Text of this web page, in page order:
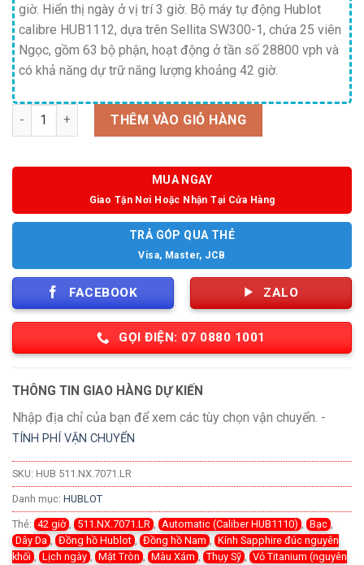
giờ. Hiển thị ngày ở vị trí 3 giờ. Bộ máy tự động Hublot
calibre HUB1112, dựa trên Sellita SW300-1, chứa 25 viên
Ngọc, gồm 63 bộ phận, hoạt động ở tần số 28800 vph và
có khả năng dự trữ năng lượng khoảng 42 giờ.
Số lượng THÊM VÀO GIỎ HÀNG
MUA NGAY
Giao Tận Nơi Hoặc Nhận Tại Cửa Hàng
TRẢ GÓP QUA THẺ
Visa, Master, JCB
FACEBOOK ZALO
GỌI ĐIỆN: 07 0880 1001
THÔNG TIN GIAO HÀNG DỰ KIẾN
Nhập địa chỉ của bạn để xem các tùy chọn vận chuyển. -
TÍNH PHÍ VẬN CHUYỂN
SKU: HUB 511.NX.7071.LR
Danh mục: HUBLOT
Thẻ: 42 giờ 511.NX.7071.LR Automatic (Caliber HUB1110) Bạc
Dây Da
Đồng hồ Hublot Đồng hồ Nam
Kính Sapphire đúc nguyên
khối
Lịch ngày Mặt Tròn Màu Xám Thụy Sỹ
Vỏ Titanium (nguyên